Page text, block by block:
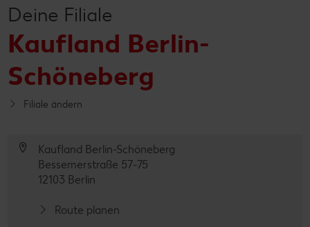
Deine Filiale
Kaufland Berlin-
Schöneberg
Filiale ändern
Kaufland Berlin-Schöneberg
Bessemerstraße 57-75
12103 Berlin
Route planen